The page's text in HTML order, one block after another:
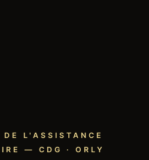
L'ASSISTANCE
— CDG · ORLY